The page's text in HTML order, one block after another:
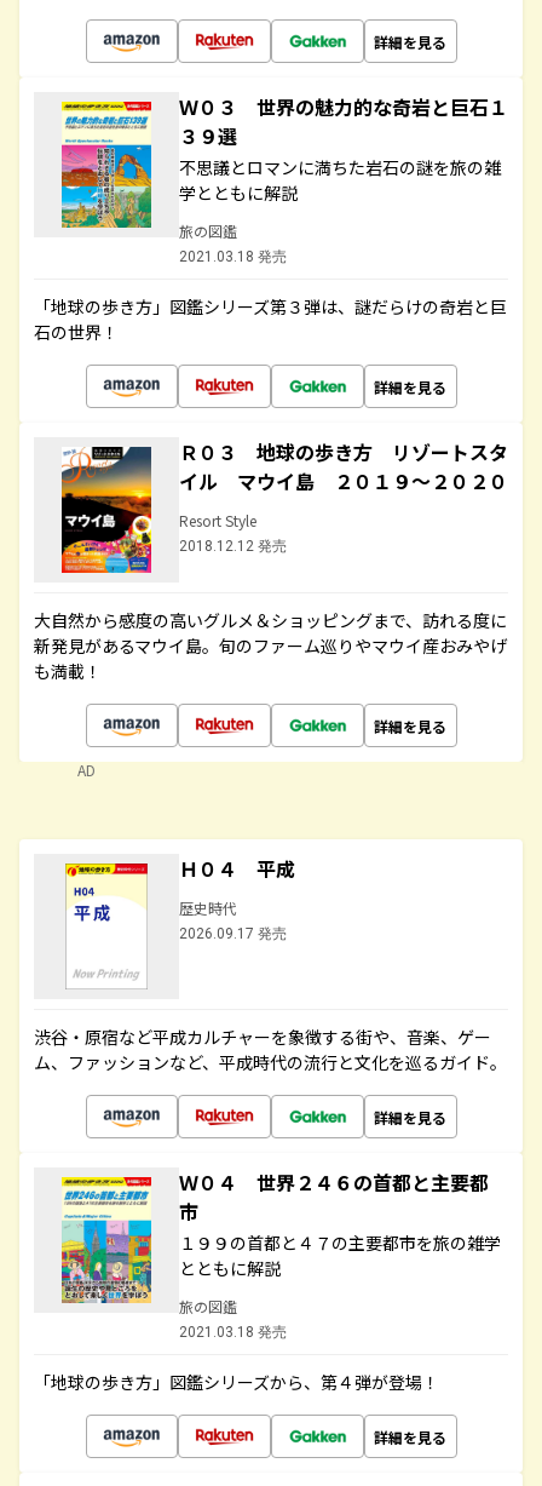
詳細を見る
Ｗ０３ 世界の魅力的な奇岩と巨石１
３９選
不思議とロマンに満ちた岩石の謎を旅の雑
学とともに解説
旅の図鑑
2021.03.18 発売
「地球の歩き方」図鑑シリーズ第３弾は、謎だらけの奇岩と巨
石の世界！
詳細を見る
Ｒ０３ 地球の歩き方 リゾートスタ
イル マウイ島 ２０１９～２０２０
Resort Style
2018.12.12 発売
大自然から感度の高いグルメ＆ショッピングまで、訪れる度に
新発見があるマウイ島。旬のファーム巡りやマウイ産おみやげ
も満載！
詳細を見る
AD
Ｈ０４ 平成
歴史時代
2026.09.17 発売
渋谷・原宿など平成カルチャーを象徴する街や、音楽、ゲー
ム、ファッションなど、平成時代の流行と文化を巡るガイド。
詳細を見る
Ｗ０４ 世界２４６の首都と主要都
市
１９９の首都と４７の主要都市を旅の雑学
とともに解説
旅の図鑑
2021.03.18 発売
「地球の歩き方」図鑑シリーズから、第４弾が登場！
詳細を見る